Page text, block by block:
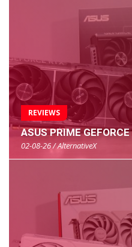
REVIEWS
ASUS PRIME
02-08-26 / AlternativeX